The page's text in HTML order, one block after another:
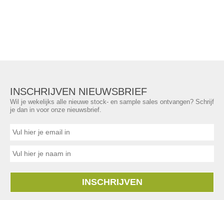
INSCHRIJVEN NIEUWSBRIEF
Wil je wekelijks alle nieuwe stock- en sample sales ontvangen? Schrijf
je dan in voor onze nieuwsbrief.
INSCHRIJVEN